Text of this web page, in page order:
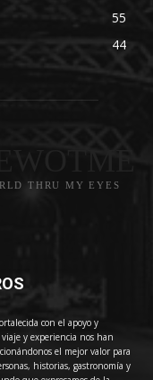
55
44
THRU MY EYES
con el apoyo y
y experiencia nos han
el mejor valor para
historias, gastronomía y